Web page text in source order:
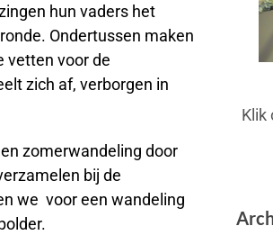
hun vaders het
Ondertussen maken
vetten voor de
zich af, verborgen in
zomerwandeling door
bij de
we voor een wandeling
Klik